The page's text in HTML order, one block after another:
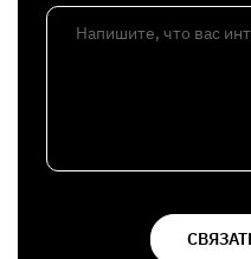
Напишите, что вас